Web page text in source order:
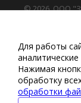
© 2026, ООО
сайт носит
Любое
или подборки
оформления
Политика
Для работы
Нажимая
обработку
обработки